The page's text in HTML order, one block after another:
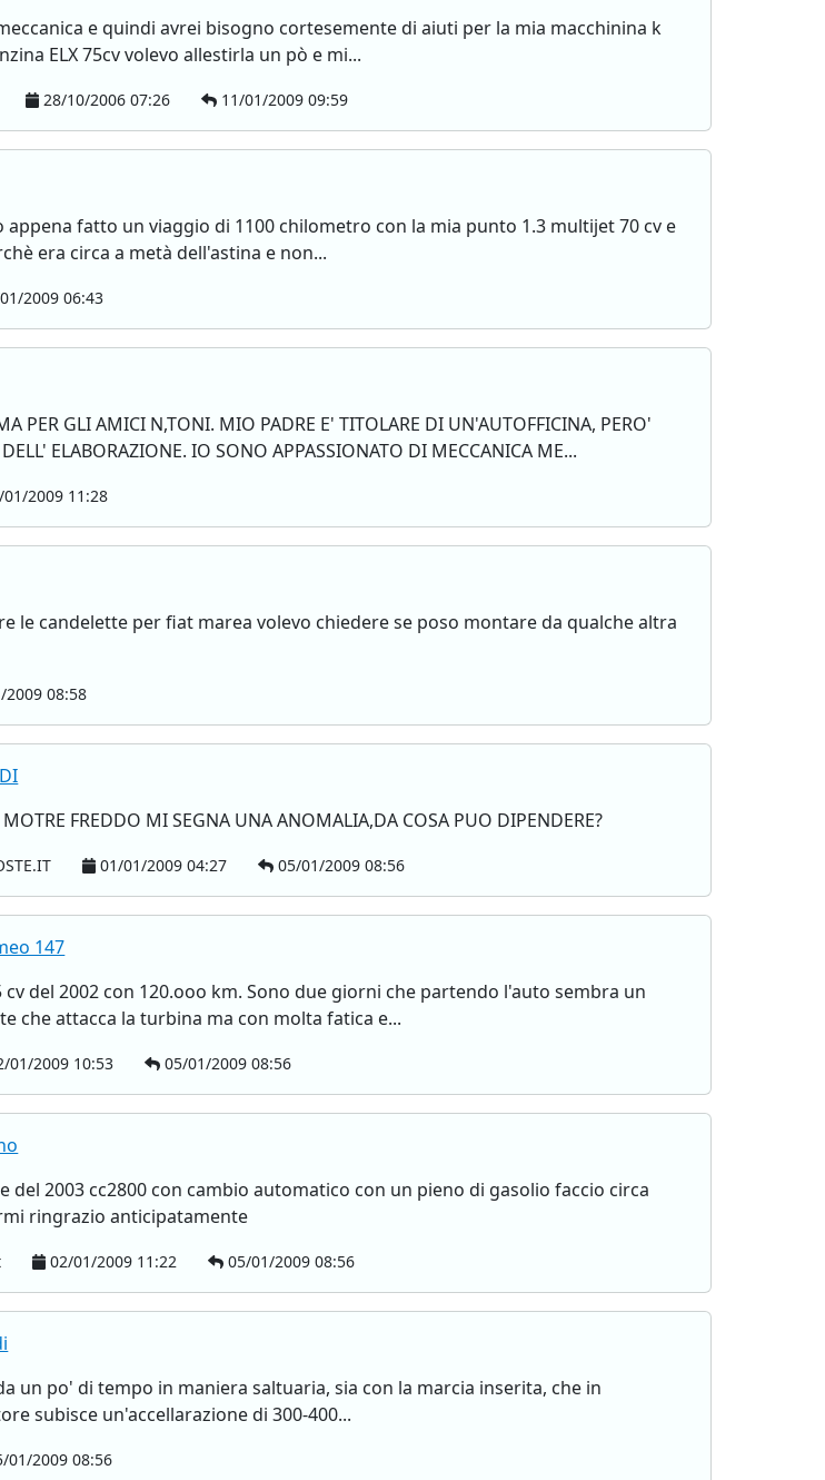
e quindi avrei bisogno cortesemente di aiuti per la mia macchinina k
ELX 75cv volevo allestirla un pò e mi...
28/10/2006 07:26 11/01/2009 09:59
fatto un viaggio di 1100 chilometro con la mia punto 1.3 multijet 70 cv e
era circa a metà dell'astina e non...
2009 06:43
PER GLI AMICI N,TONI. MIO PADRE E' TITOLARE DI UN'AUTOFFICINA, PERO'
ELABORAZIONE. IO SONO APPASSIONATO DI MECCANICA ME...
2009 11:28
le candelette per fiat marea volevo chiedere se poso montare da qualche altra
08:58
FREDDO MI SEGNA UNA ANOMALIA,DA COSA PUO DIPENDERE?
01/01/2009 04:27 05/01/2009 08:56
147
cv del 2002 con 120.ooo km. Sono due giorni che partendo l'auto sembra un
che attacca la turbina ma con molta fatica e...
01/2009 10:53 05/01/2009 08:56
2003 cc2800 con cambio automatico con un pieno di gasolio faccio circa
ringrazio anticipatamente
02/01/2009 11:22 05/01/2009 08:56
un po' di tempo in maniera saltuaria, sia con la marcia inserita, che in
subisce un'accellarazione di 300-400...
01/2009 08:56